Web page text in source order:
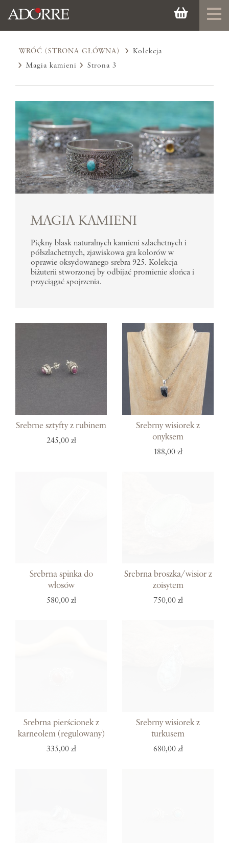
WRÓĆ (STRONA GŁÓWNA)
Kolekcja
Magia kamieni
Strona 3
MAGIA KAMIENI
Piękny blask naturalnych kamieni szlachetnych i
półszlachetnych, zjawiskowa gra kolorów w
oprawie oksydowanego srebra 925. Kolekcja
biżuterii stworzonej by odbijać promienie słońca i
przyciągać spojrzenia.
Srebrne sztyfty z rubinem
245,00 zł
Srebrny wisiorek z
onyksem
188,00 zł
Srebrna spinka do
włosów
580,00 zł
Srebrna broszka/wisior z
zoisytem
750,00 zł
Srebrna pierścionek z
karneolem (regulowany)
335,00 zł
Srebrny wisiorek z
turkusem
680,00 zł